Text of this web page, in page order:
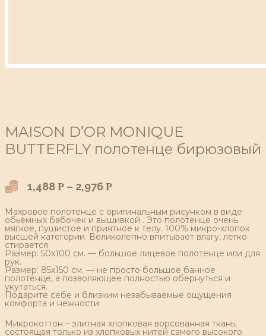
MAISON D’OR MONIQUE
BUTTERFLY полотенце бирюзовый
1,488 Р – 2,976 Р
Махровое полотенце с оригинальным рисунком в виде
обьемных бабочек и вышивкой . Это полотенце очень
мягкое, пушистое и приятное к телу. 100% микро-хлопок
высшей категории. Великолепно впитывает влагу, легко
стирается.
Размер: 50х100 см. — большое лицевое полотенце или для
рук.
Размер: 85х150 см. — не просто большое банное
полотенце, а позволяющее полностью обернуться и
укутаться.
Подарите себе и близким незабываемые ощущения
комфорта и нежности
Микрокоттон – элитная хлопковая ворсованная ткань,
состоящая только из хлопковых нитей самого высокого